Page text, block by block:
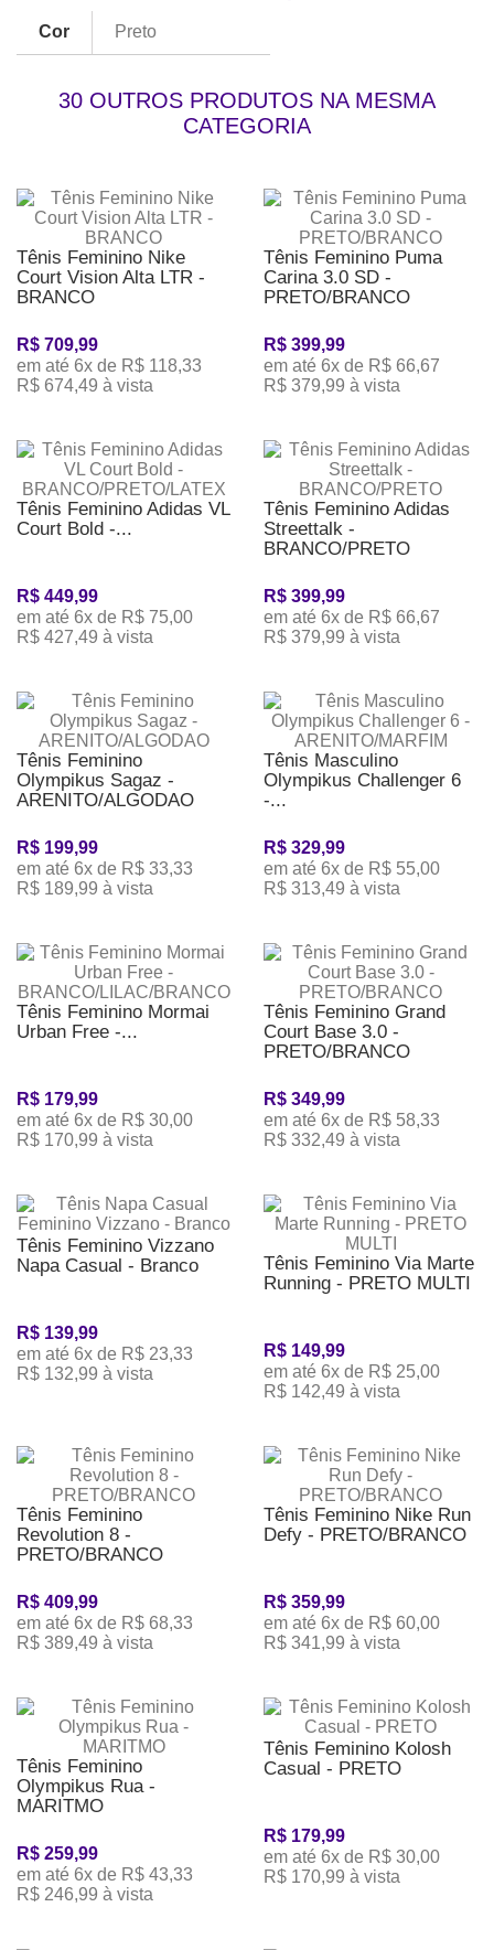
Cor Preto
30 OUTROS PRODUTOS NA MESMA
CATEGORIA
Tênis Feminino Nike
Court Vision Alta LTR -
BRANCO
R$ 709,99
em até 6x de R$ 118,33
R$ 674,49 à vista
Tênis Feminino Puma
Carina 3.0 SD -
PRETO/BRANCO
R$ 399,99
em até 6x de R$ 66,67
R$ 379,99 à vista
Tênis Feminino Adidas VL
Court Bold -...
R$ 449,99
em até 6x de R$ 75,00
R$ 427,49 à vista
Tênis Feminino Adidas
Streettalk -
BRANCO/PRETO
R$ 399,99
em até 6x de R$ 66,67
R$ 379,99 à vista
Tênis Feminino
Olympikus Sagaz -
ARENITO/ALGODAO
R$ 199,99
em até 6x de R$ 33,33
R$ 189,99 à vista
Tênis Masculino
Olympikus Challenger 6
-...
R$ 329,99
em até 6x de R$ 55,00
R$ 313,49 à vista
Tênis Feminino Mormai
Urban Free -...
R$ 179,99
em até 6x de R$ 30,00
R$ 170,99 à vista
Tênis Feminino Grand
Court Base 3.0 -
PRETO/BRANCO
R$ 349,99
em até 6x de R$ 58,33
R$ 332,49 à vista
Tênis Feminino Vizzano
Napa Casual - Branco
R$ 139,99
em até 6x de R$ 23,33
R$ 132,99 à vista
Tênis Feminino Via Marte
Running - PRETO MULTI
R$ 149,99
em até 6x de R$ 25,00
R$ 142,49 à vista
Tênis Feminino
Revolution 8 -
PRETO/BRANCO
R$ 409,99
em até 6x de R$ 68,33
R$ 389,49 à vista
Tênis Feminino Nike Run
Defy - PRETO/BRANCO
R$ 359,99
em até 6x de R$ 60,00
R$ 341,99 à vista
Tênis Feminino
Olympikus Rua -
MARITMO
R$ 259,99
em até 6x de R$ 43,33
R$ 246,99 à vista
Tênis Feminino Kolosh
Casual - PRETO
R$ 179,99
em até 6x de R$ 30,00
R$ 170,99 à vista